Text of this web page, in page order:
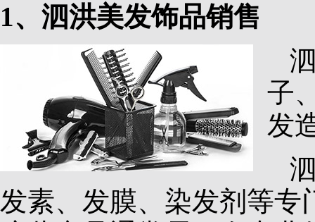
1、泗洪美发饰品销售
子
发
发素、发膜、染发剂等